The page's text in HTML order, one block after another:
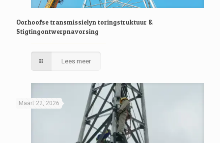
Oorhoofse transmissielyn toringstruktuur &
Stigtingontwerpnavorsing
Lees meer
Maart 22, 2026